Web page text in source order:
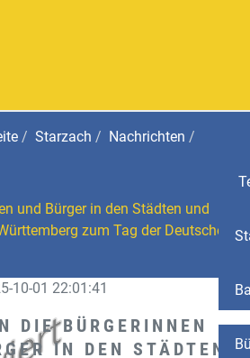
Starzach Nachrichten
und Bürger in den Städten und
zum Tag der Deutschen
10-01 22:01:41
DIE BÜRGERINNEN
IN DEN STÄDTEN